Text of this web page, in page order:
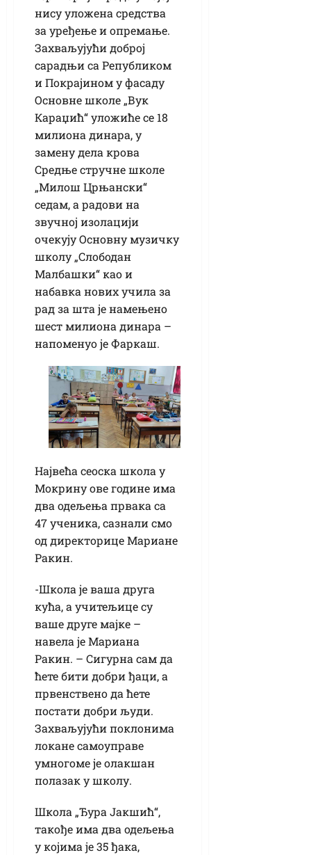
нису уложена средства
за уређење и опремање.
Захваљујући доброј
сарадњи са Републиком
и Покрајином у фасаду
Основне школе „Вук
Караџић“ уложиће се 18
милиона динара, у
замену дела крова
Средње стручне школе
„Милош Црњански“
седам, а радови на
звучној изолацији
очекују Основну музичку
школу „Слободан
Малбашки“ као и
набавка нових учила за
рад за шта је намењено
шест милиона динара –
напоменуо је Фаркаш.
Највећа сеоска школа у
Мокрину ове године има
два одељења првака са
47 ученика, сазнали смо
од директорице Мариане
Ракин.
-Школа је ваша друга
кућа, а учитељице су
ваше друге мајке –
навела је Мариана
Ракин. – Сигурна сам да
ћете бити добри ђаци, а
првенствено да ћете
постати добри људи.
Захваљујући поклонима
локане самоуправе
умногоме је олакшан
полазак у школу.
Школа „Ђура Јакшић“,
такође има два одељења
у којима је 35 ђака,